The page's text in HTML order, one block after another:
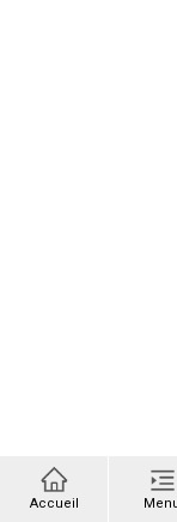
Accueil